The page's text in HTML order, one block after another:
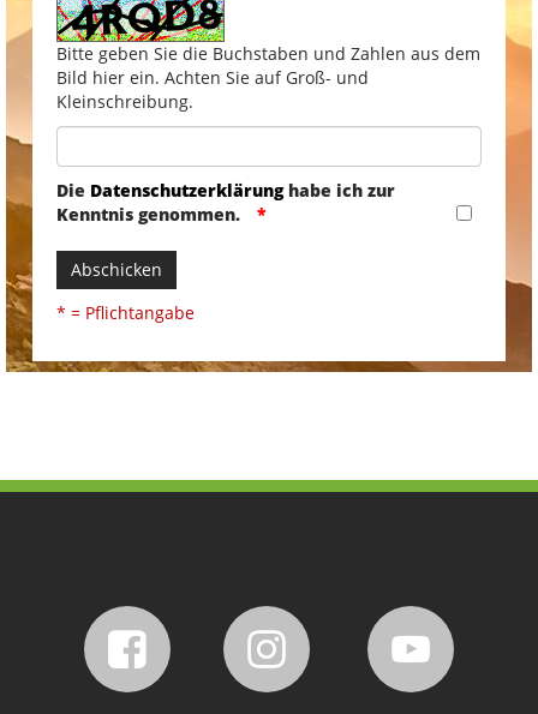
Bitte geben Sie die Buchstaben und Zahlen aus dem
Bild hier ein. Achten Sie auf Groß- und
Kleinschreibung.
Die Datenschutzerklärunghabe ich zur
Kenntnis genommen.
Abschicken
* = Pflichtangabe